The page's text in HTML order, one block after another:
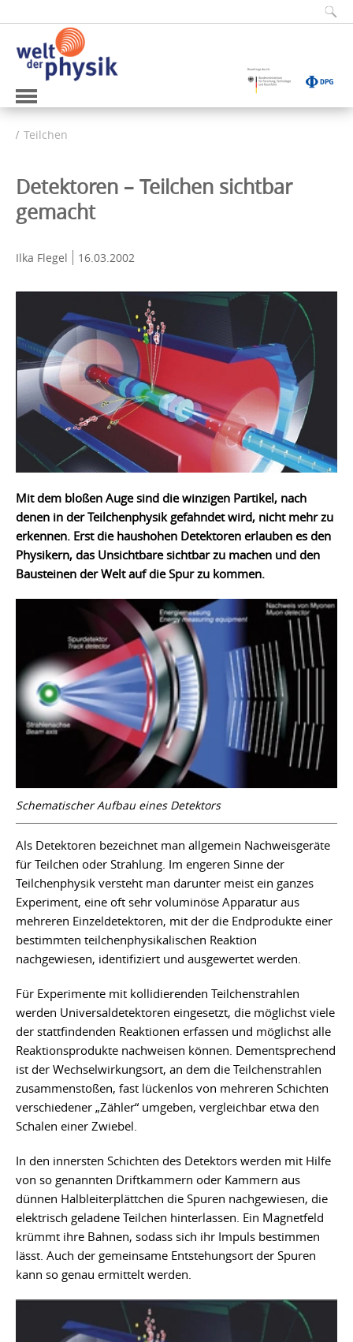
Teilchen
Detektoren – Teilchen sichtbar
gemacht
Ilka Flegel 16.03.2002
Mit dem bloßen Auge sind die winzigen Partikel, nach
denen in der Teilchenphysik gefahndet wird, nicht mehr zu
erkennen. Erst die haushohen Detektoren erlauben es den
Physikern, das Unsichtbare sichtbar zu machen und den
Bausteinen der Welt auf die Spur zu kommen.
Schematischer Aufbau eines Detektors
Als Detektoren bezeichnet man allgemein Nachweisgeräte
für Teilchen oder Strahlung. Im engeren Sinne der
Teilchenphysik versteht man darunter meist ein ganzes
Experiment, eine oft sehr voluminöse Apparatur aus
mehreren Einzeldetektoren, mit der die Endprodukte einer
bestimmten teilchenphysikalischen Reaktion
nachgewiesen, identifiziert und ausgewertet werden.
Für Experimente mit kollidierenden Teilchenstrahlen
werden Universaldetektoren eingesetzt, die möglichst viele
der stattfindenden Reaktionen erfassen und möglichst alle
Reaktionsprodukte nachweisen können. Dementsprechend
ist der Wechselwirkungsort, an dem die Teilchenstrahlen
zusammenstoßen, fast lückenlos von mehreren Schichten
verschiedener „Zähler“ umgeben, vergleichbar etwa den
Schalen einer Zwiebel.
In den innersten Schichten des Detektors werden mit Hilfe
von so genannten Driftkammern oder Kammern aus
dünnen Halbleiterplättchen die Spuren nachgewiesen, die
elektrisch geladene Teilchen hinterlassen. Ein Magnetfeld
krümmt ihre Bahnen, sodass sich ihr Impuls bestimmen
lässt. Auch der gemeinsame Entstehungsort der Spuren
kann so genau ermittelt werden.